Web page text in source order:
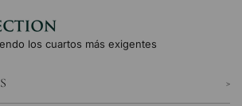
los cuartos más exigentes